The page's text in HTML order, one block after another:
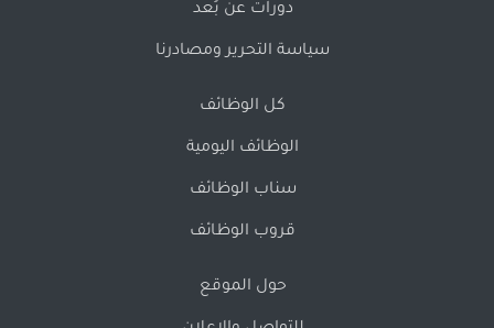
دورات عن بُعد
سياسة التحرير ومصادرنا
كل الوظائف
الوظائف اليومية
سناب الوظائف
قروب الوظائف
حول الموقع